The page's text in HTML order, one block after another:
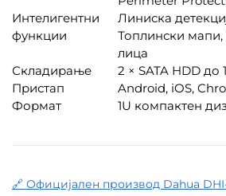
Интелигентни
функции
Линиска
Топлински
лица
Складирање
2 × SATA HDD до
Пристап
Android, iOS,
Формат
1U компактен
🔗 Официјален производ Dahua